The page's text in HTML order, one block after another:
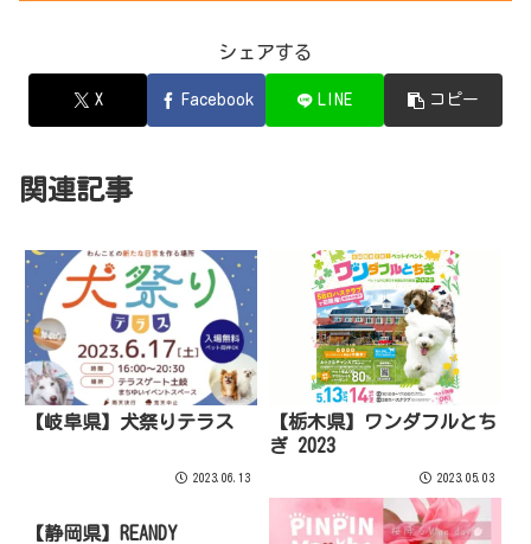
シェアする
X Facebook LINE コピー
関連記事
【岐阜県】犬祭りテラス
2023.06.13
【栃木県】ワンダフルとち
ぎ 2023
2023.05.03
【静岡県】REANDY